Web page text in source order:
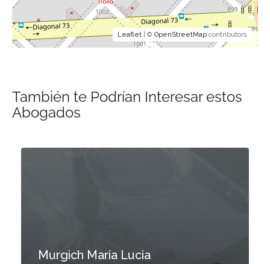
Leaflet | © OpenStreetMap contributors
También te Podrían Interesar estos
Abogados
Murgich Maria Lucia